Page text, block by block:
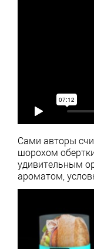
Сами авторы
шорохом
удивительным
ароматом,